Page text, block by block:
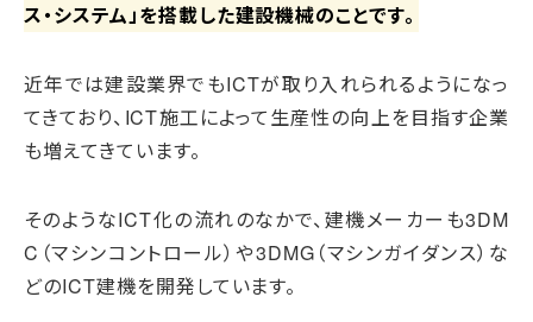
ス・システム」を搭載した建設機械のことです。
近年では建設業界でもICTが取り入れられるようになっ
てきており、ICT施工によって生産性の向上を目指す企業
も増えてきています。
そのようなICT化の流れのなかで、建機メーカーも3DM
C（マシンコントロール）や3DMG（マシンガイダンス）な
どのICT建機を開発しています。